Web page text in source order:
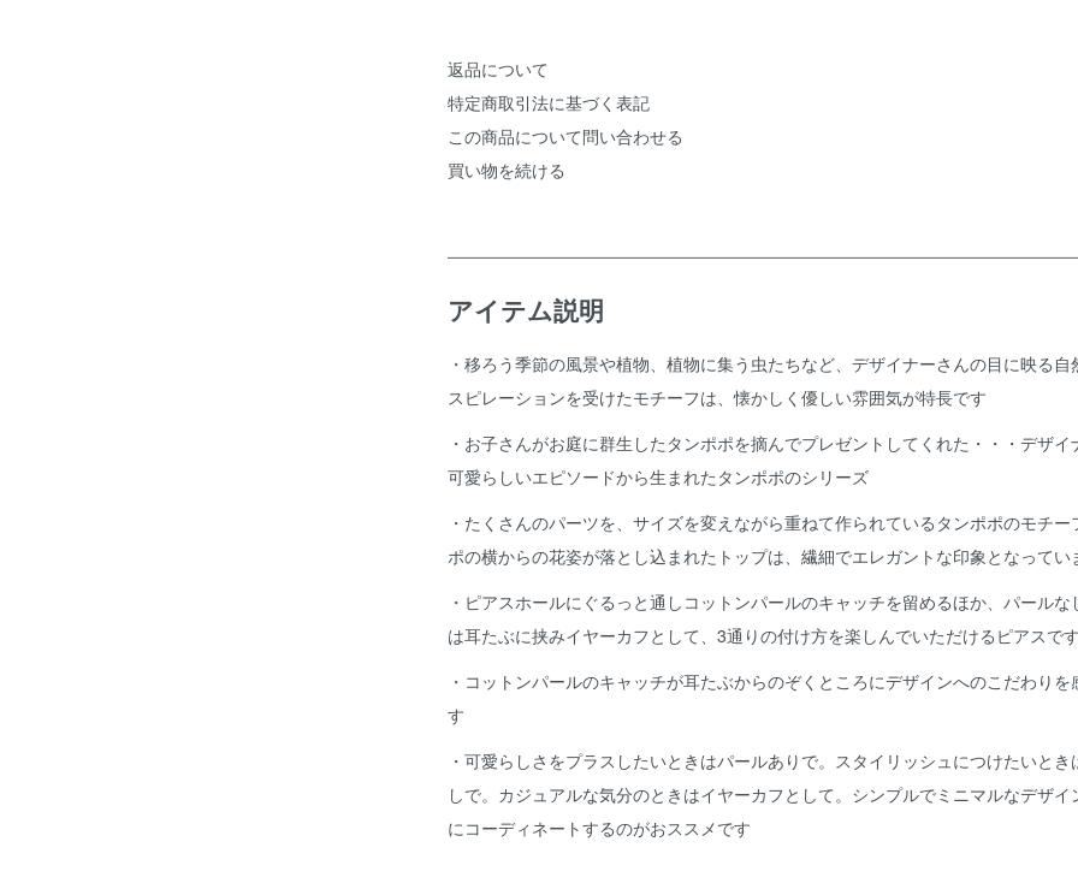
返品について
特定商取引法に基づく表記
この商品について問い合わせる
買い物を続ける
アイテム説明
・移ろう季節の風景や植物、植物に集う虫たちなど、デザイナーさんの目に映る自
スピレーションを受けたモチーフは、懐かしく優しい雰囲気が特長です
・お子さんがお庭に群生したタンポポを摘んでプレゼントしてくれた・・・デザイ
可愛らしいエピソードから生まれたタンポポのシリーズ
・たくさんのパーツを、サイズを変えながら重ねて作られているタンポポのモチー
ポの横からの花姿が落とし込まれたトップは、繊細でエレガントな印象となってい
・ピアスホールにぐるっと通しコットンパールのキャッチを留めるほか、パールな
は耳たぶに挟みイヤーカフとして、3通りの付け方を楽しんでいただけるピアスで
・コットンパールのキャッチが耳たぶからのぞくところにデザインへのこだわりを
す
・可愛らしさをプラスしたいときはパールありで。スタイリッシュにつけたいとき
しで。カジュアルな気分のときはイヤーカフとして。シンプルでミニマルなデザイ
にコーディネートするのがおススメです